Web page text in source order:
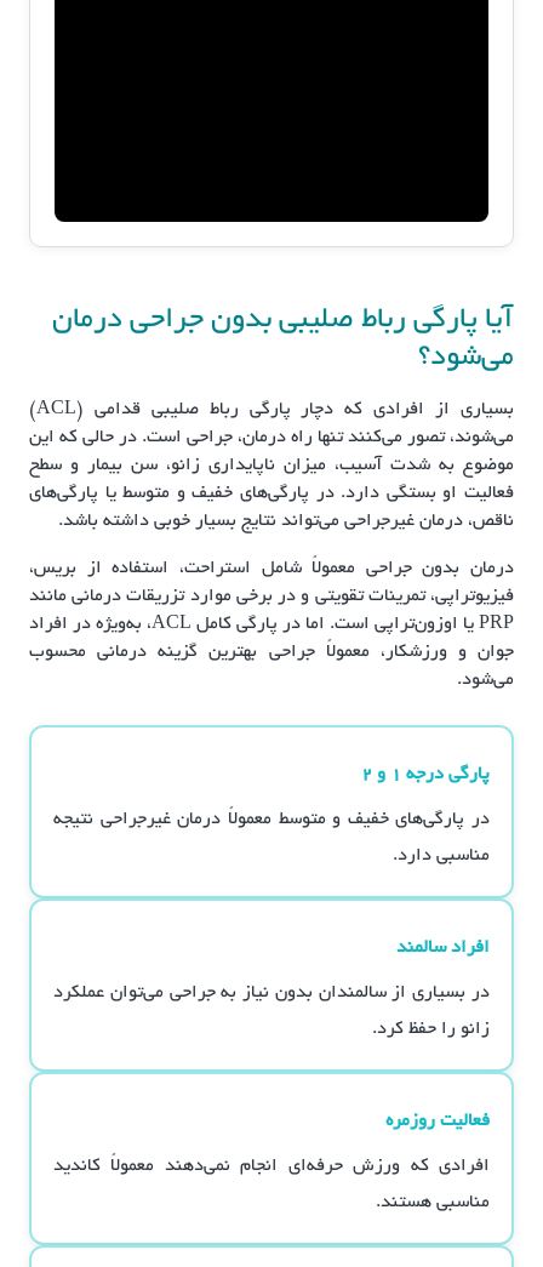
آیا پارگی رباط صلیبی بدون جراحی درمان
می‌شود؟
بسیاری از افرادی که دچار پارگی رباط صلیبی قدامی (ACL)
می‌شوند، تصور می‌کنند تنها راه درمان، جراحی است. در حالی که این
موضوع به شدت آسیب، میزان ناپایداری زانو، سن بیمار و سطح
فعالیت او بستگی دارد. در پارگی‌های خفیف و متوسط یا پارگی‌های
ناقص، درمان غیرجراحی می‌تواند نتایج بسیار خوبی داشته باشد.
درمان بدون جراحی معمولاً شامل استراحت، استفاده از بریس،
فیزیوتراپی، تمرینات تقویتی و در برخی موارد تزریقات درمانی مانند
PRP یا اوزون‌تراپی است. اما در پارگی کامل ACL، به‌ویژه در افراد
جوان و ورزشکار، معمولاً جراحی بهترین گزینه درمانی محسوب
می‌شود.
پارگی درجه ۱ و ۲
در پارگی‌های خفیف و متوسط معمولاً درمان غیرجراحی نتیجه
مناسبی دارد.
افراد سالمند
در بسیاری از سالمندان بدون نیاز به جراحی می‌توان عملکرد
زانو را حفظ کرد.
فعالیت روزمره
افرادی که ورزش حرفه‌ای انجام نمی‌دهند معمولاً کاندید
مناسبی هستند.